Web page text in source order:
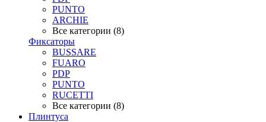
PUNTO
ARCHIE
Все категории (8)
Фиксаторы
BUSSARE
FUARO
PDP
PUNTO
RUCETTI
Все категории (8)
Плинтуса